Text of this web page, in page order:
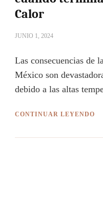
Calor
JUNIO 1, 2024
Las consecuencias de
México son
debido a las altas
CONTINUAR LEYENDO